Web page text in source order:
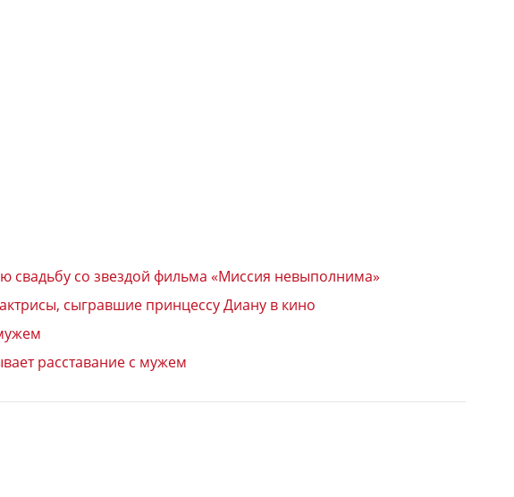
свадьбу со звездой фильма «Миссия невыполнима»
сыгравшие принцессу Диану в кино
расставание с мужем